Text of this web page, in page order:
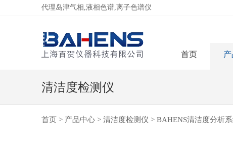
代理岛津气相,液相色谱,离子色谱仪
首页
清洁度检测仪
首页 > 产品中心 > 清洁度检测仪 > BAHENS清洁度分析